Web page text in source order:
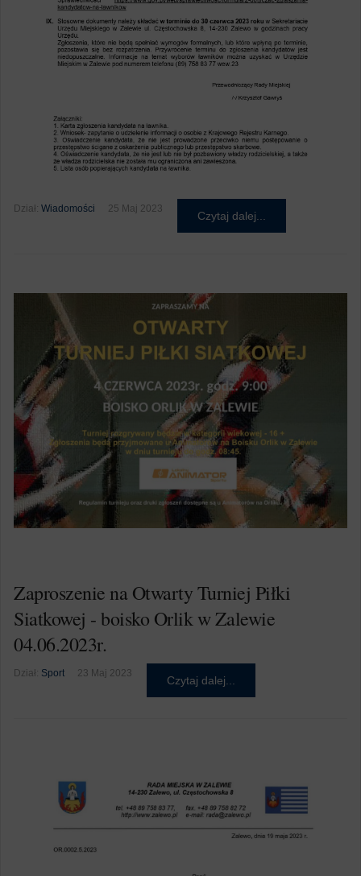
Dział: Wiadomości 25 Maj 2023
Czytaj dalej...
Zaproszenie na Otwarty Turniej Piłki
Siatkowej - boisko Orlik w Zalewie
04.06.2023r.
Dział: Sport 23 Maj 2023
Czytaj dalej...